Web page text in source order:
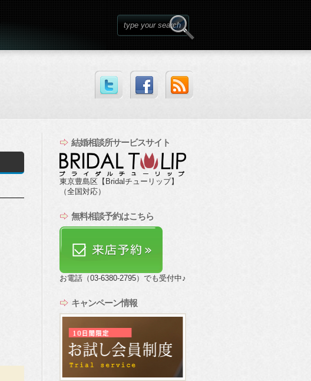
結婚相談所サービスサイト
東京豊島区【Bridalチューリップ】
（全国対応）
無料相談予約はこちら
お電話（03-6380-2795）でも受付中♪
キャンペーン情報